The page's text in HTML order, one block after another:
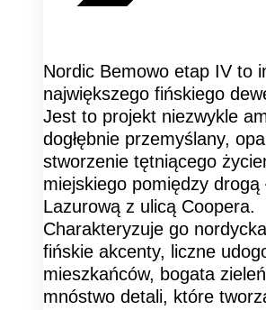
Nordic Bemowo etap IV to
największego fińskiego
Jest to projekt niezwykle
dogłębnie przemyślany,
stworzenie tętniącego
miejskiego pomiędzy drogą
Lazurową z ulicą Coopera.
Charakteryzuje go
fińskie akcenty, liczne
mieszkańców, bogata
mnóstwo detali, które